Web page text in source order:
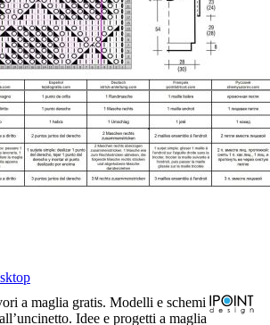
a maglia gratis. Modelli e schemi
Idee e progetti a maglia